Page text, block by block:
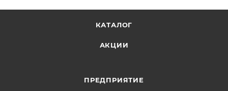
КАТАЛОГ
АКЦИИ
ПРЕДПРИЯТИЕ